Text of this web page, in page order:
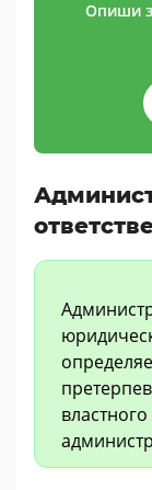
Опиши